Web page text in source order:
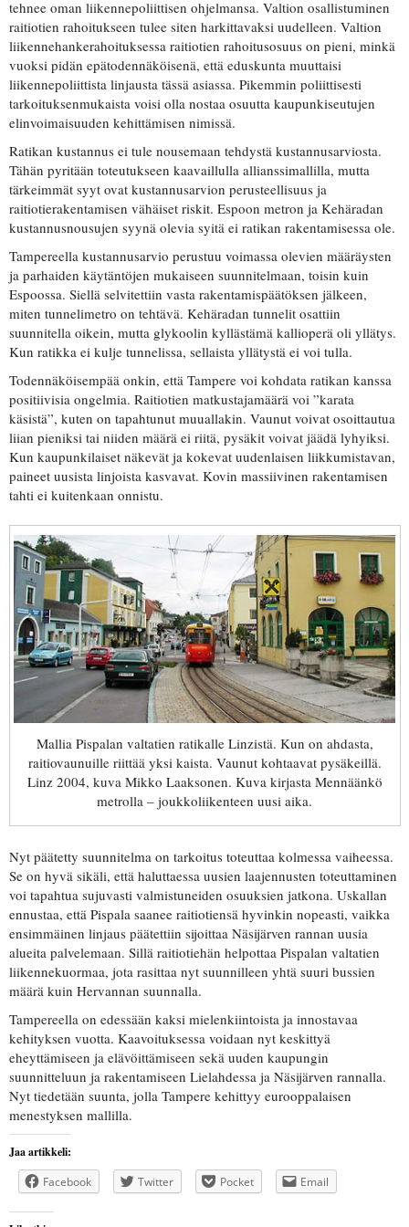
tehnee oman liikennepoliittisen ohjelmansa. Valtion osallistuminen
raitiotien rahoitukseen tulee siten harkittavaksi uudelleen. Valtion
liikennehankerahoituksessa raitiotien rahoitusosuus on pieni, minkä
vuoksi pidän epätodennäköisenä, että eduskunta muuttaisi
liikennepoliittista linjausta tässä asiassa. Pikemmin poliittisesti
tarkoituksenmukaista voisi olla nostaa osuutta kaupunkiseutujen
elinvoimaisuuden kehittämisen nimissä.
Ratikan kustannus ei tule nousemaan tehdystä kustannusarviosta.
Tähän pyritään toteutukseen kaavaillulla allianssimallilla, mutta
tärkeimmät syyt ovat kustannusarvion perusteellisuus ja
raitiotierakentamisen vähäiset riskit. Espoon metron ja Kehäradan
kustannusnousujen syynä olevia syitä ei ratikan rakentamisessa ole.
Tampereella kustannusarvio perustuu voimassa olevien määräysten
ja parhaiden käytäntöjen mukaiseen suunnitelmaan, toisin kuin
Espoossa. Siellä selvitettiin vasta rakentamispäätöksen jälkeen,
miten tunnelimetro on tehtävä. Kehäradan tunnelit osattiin
suunnitella oikein, mutta glykoolin kyllästämä kallioperä oli yllätys.
Kun ratikka ei kulje tunnelissa, sellaista yllätystä ei voi tulla.
Todennäköisempää onkin, että Tampere voi kohdata ratikan kanssa
positiivisia ongelmia. Raitiotien matkustajamäärä voi ”karata
käsistä”, kuten on tapahtunut muuallakin. Vaunut voivat osoittautua
liian pieniksi tai niiden määrä ei riitä, pysäkit voivat jäädä lyhyiksi.
Kun kaupunkilaiset näkevät ja kokevat uudenlaisen liikkumistavan,
paineet uusista linjoista kasvavat. Kovin massiivinen rakentamisen
tahti ei kuitenkaan onnistu.
Mallia Pispalan valtatien ratikalle Linzistä. Kun on ahdasta,
raitiovaunuille riittää yksi kaista. Vaunut kohtaavat pysäkeillä.
Linz 2004, kuva Mikko Laaksonen. Kuva kirjasta Mennäänkö
metrolla – joukkoliikenteen uusi aika.
Nyt päätetty suunnitelma on tarkoitus toteuttaa kolmessa vaiheessa.
Se on hyvä sikäli, että haluttaessa uusien laajennusten toteuttaminen
voi tapahtua sujuvasti valmistuneiden osuuksien jatkona. Uskallan
ennustaa, että Pispala saanee raitiotiensä hyvinkin nopeasti, vaikka
ensimmäinen linjaus päätettiin sijoittaa Näsijärven rannan uusia
alueita palvelemaan. Sillä raitiotiehän helpottaa Pispalan valtatien
liikennekuormaa, jota rasittaa nyt suunnilleen yhtä suuri bussien
määrä kuin Hervannan suunnalla.
Tampereella on edessään kaksi mielenkiintoista ja innostavaa
kehityksen vuotta. Kaavoituksessa voidaan nyt keskittyä
eheyttämiseen ja elävöittämiseen sekä uuden kaupungin
suunnitteluun ja rakentamiseen Lielahdessa ja Näsijärven rannalla.
Nyt tiedetään suunta, jolla Tampere kehittyy eurooppalaisen
menestyksen mallilla.
Jaa artikkeli:
Facebook
Twitter Pocket Email